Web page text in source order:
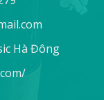
Hà Đông